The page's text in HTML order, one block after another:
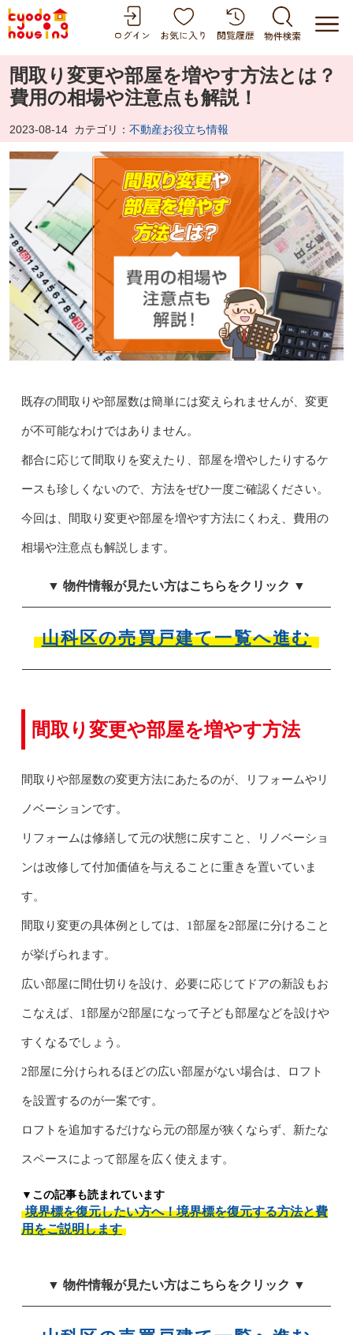
間取り変更や部屋を増やす方法とは？
費用の相場や注意点も解説！
2023-08-14 カテゴリ： 不動産お役立ち情報
既存の間取りや部屋数は簡単には変えられませんが、変更
が不可能なわけではありません。
都合に応じて間取りを変えたり、部屋を増やしたりするケ
ースも珍しくないので、方法をぜひ一度ご確認ください。
今回は、間取り変更や部屋を増やす方法にくわえ、費用の
相場や注意点も解説します。
▼ 物件情報が見たい方はこちらをクリック ▼
山科区の売買戸建て一覧へ進む
間取り変更や部屋を増やす方法
間取りや部屋数の変更方法にあたるのが、リフォームやリ
ノベーションです。
リフォームは修繕して元の状態に戻すこと、リノベーショ
ンは改修して付加価値を与えることに重きを置いていま
す。
間取り変更の具体例としては、1部屋を2部屋に分けること
が挙げられます。
広い部屋に間仕切りを設け、必要に応じてドアの新設もお
こなえば、1部屋が2部屋になって子ども部屋などを設けや
すくなるでしょう。
2部屋に分けられるほどの広い部屋がない場合は、ロフト
を設置するのが一案です。
ロフトを追加するだけなら元の部屋が狭くならず、新たな
スペースによって部屋を広く使えます。
▼この記事も読まれています
境界標を復元したい方へ！境界標を復元する方法と費
用をご説明します
▼ 物件情報が見たい方はこちらをクリック ▼